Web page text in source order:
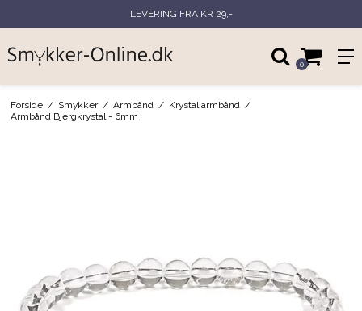
LEVERING FRA KR 29,-
0
Forside / Smykker / Armbånd / Krystal armbånd /
Armbånd Bjergkrystal - 6mm